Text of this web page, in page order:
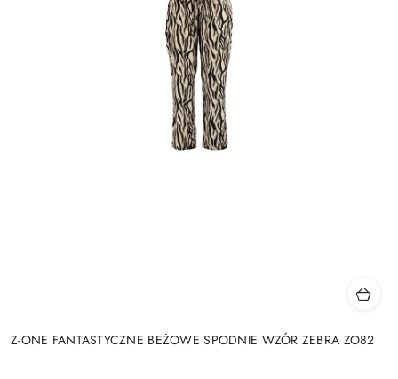
Z-ONE FANTASTYCZNE BEŻOWE SPODNIE WZÓR ZEBRA ZO82